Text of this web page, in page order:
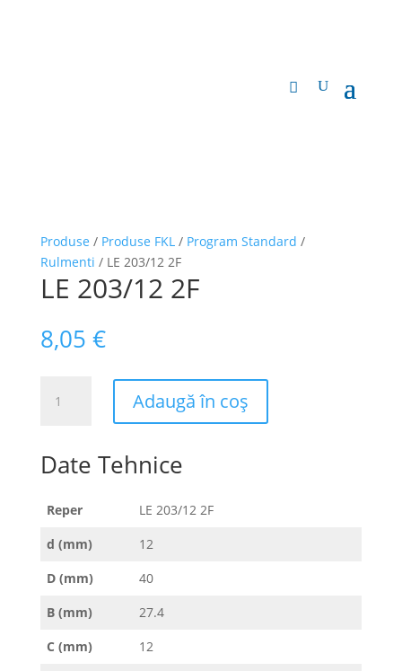
Produse / Produse FKL/ Program Standard /
Rulmenti / LE 203/12 2F
LE 203/12 2F
8,05 €
Adaugă în coș
Date Tehnice
Reper
LE 203/12 2F
d (mm)
12
D (mm)
40
B (mm)
27.4
C (mm)
12